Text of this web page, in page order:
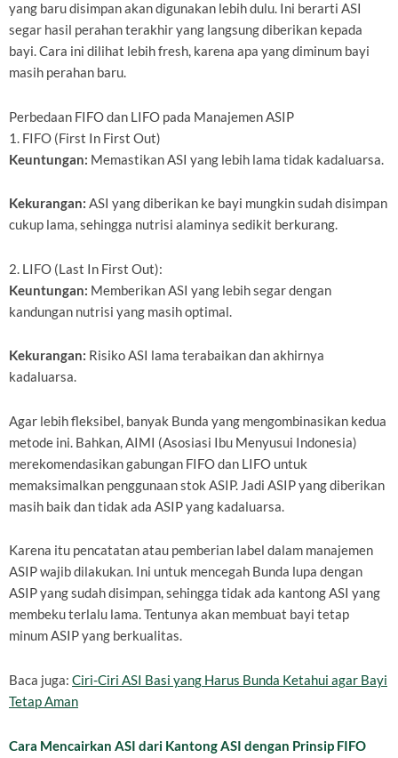
yang baru disimpan akan digunakan lebih dulu. Ini berarti ASI
segar hasil perahan terakhir yang langsung diberikan kepada
bayi. Cara ini dilihat lebih fresh, karena apa yang diminum bayi
masih perahan baru.
Perbedaan FIFO dan LIFO pada Manajemen ASIP
1. FIFO (First In First Out)
Keuntungan: Memastikan ASI yang lebih lama tidak kadaluarsa.
Kekurangan: ASI yang diberikan ke bayi mungkin sudah disimpan
cukup lama, sehingga nutrisi alaminya sedikit berkurang.
2. LIFO (Last In First Out):
Keuntungan: Memberikan ASI yang lebih segar dengan
kandungan nutrisi yang masih optimal.
Kekurangan: Risiko ASI lama terabaikan dan akhirnya
kadaluarsa.
Agar lebih fleksibel, banyak Bunda yang mengombinasikan kedua
metode ini. Bahkan, AIMI (Asosiasi Ibu Menyusui Indonesia)
merekomendasikan gabungan FIFO dan LIFO untuk
memaksimalkan penggunaan stok ASIP. Jadi ASIP yang diberikan
masih baik dan tidak ada ASIP yang kadaluarsa.
Karena itu pencatatan atau pemberian label dalam manajemen
ASIP wajib dilakukan. Ini untuk mencegah Bunda lupa dengan
ASIP yang sudah disimpan, sehingga tidak ada kantong ASI yang
membeku terlalu lama. Tentunya akan membuat bayi tetap
minum ASIP yang berkualitas.
Baca juga: Ciri-Ciri ASI Basi yang Harus Bunda Ketahui agar Bayi
Tetap Aman
Cara Mencairkan ASI dari Kantong ASI dengan Prinsip FIFO